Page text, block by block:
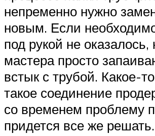
непременно нужно
новым. Если
под рукой не
мастера просто
встык с трубой. Какое-
такое соединение
со временем проблему
придется все же решать.